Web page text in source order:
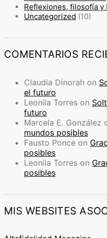
Reflexiones, filosofía y
Uncategorized (10)
COMENTARIOS
Claudia Dinorah on
el futuro
Leonila Torres on
futuro
Marcela E. González
mundos posibles
Fausto Ponce on
posibles
Leonila Torres on
posibles
MIS WEBSITES